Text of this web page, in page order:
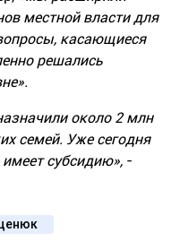
местной власти для
касающиеся
решались
около 2 млн
семей. Уже сегодня
субсидию», -